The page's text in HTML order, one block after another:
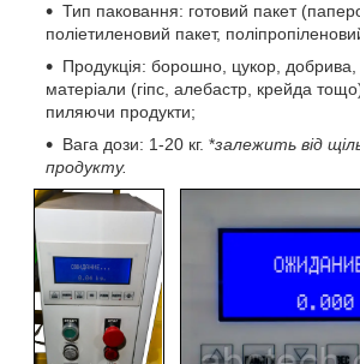
Тип паковання: готовий пакет
поліетиленовий пакет,
Продукція: борошно, цукор, добрива,
матеріали (гіпс, алебастр, крейда
пиляючи продукти;
Вага дози: 1-20 кг. *залежить від
продукту.